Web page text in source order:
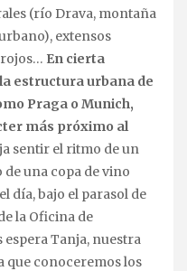
(río Drava, montaña
extensos
rojos… En cierta
estructura urbana de
Praga o Munich,
más próximo al
sentir el ritmo de un
una copa de vino
día, bajo el parasol de
la Oficina de
Tanja, nuestra
que conoceremos los